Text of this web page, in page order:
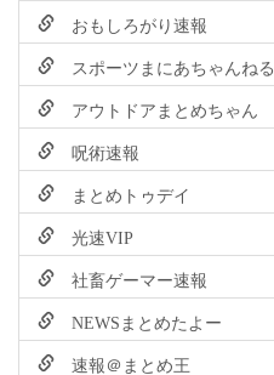
おもしろがり速報
スポーツまにあちゃんねる
アウトドアまとめちゃん
呪術速報
まとめトゥデイ
光速VIP
社畜ゲーマー速報
NEWSまとめたよー
速報＠まとめ王